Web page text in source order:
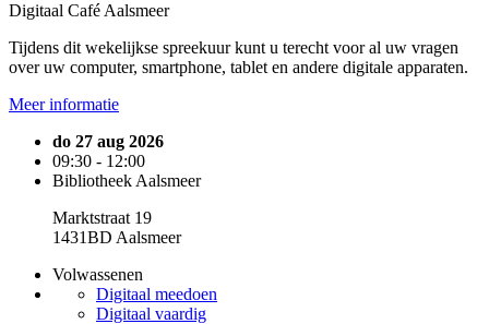
Digitaal Café Aalsmeer
Tijdens dit wekelijkse spreekuur kunt u terecht voor al uw vragen
over uw computer, smartphone, tablet en andere digitale apparaten.
Meer informatie
do 27 aug 2026
09:30 - 12:00
Bibliotheek Aalsmeer
Marktstraat 19
1431BD Aalsmeer
Volwassenen
Digitaal meedoen
Digitaal vaardig